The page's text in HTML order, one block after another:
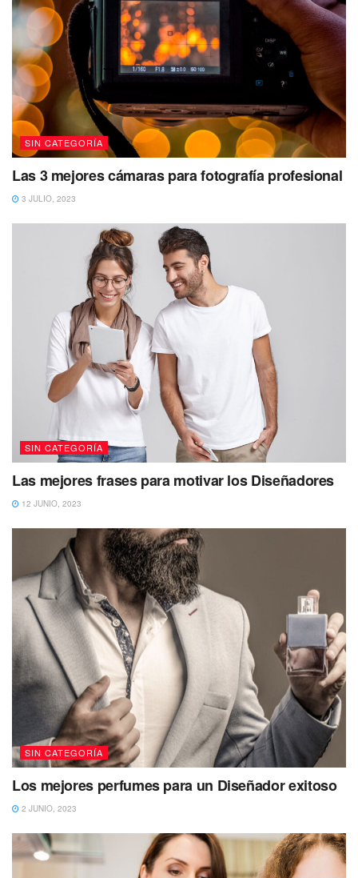
SIN CATEGORÍA
Las 3 mejores cámaras para fotografía profesional
3 JULIO, 2023
SIN CATEGORÍA
Las mejores frases para motivar los Diseñadores
12 JUNIO, 2023
SIN CATEGORÍA
Los mejores perfumes para un Diseñador exitoso
2 JUNIO, 2023